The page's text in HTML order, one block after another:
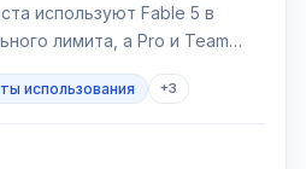
используют Fable 5 в
лимита, а Pro и Team
использования +3